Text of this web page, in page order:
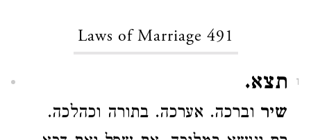
Laws of Marriage 491
1 תצא.
שיר וברכה. אערכה. בתורה וכהלכה.